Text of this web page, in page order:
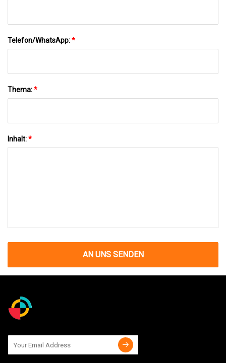
Telefon/WhatsApp:*
Thema:*
Inhalt:*
AN UNS SENDEN